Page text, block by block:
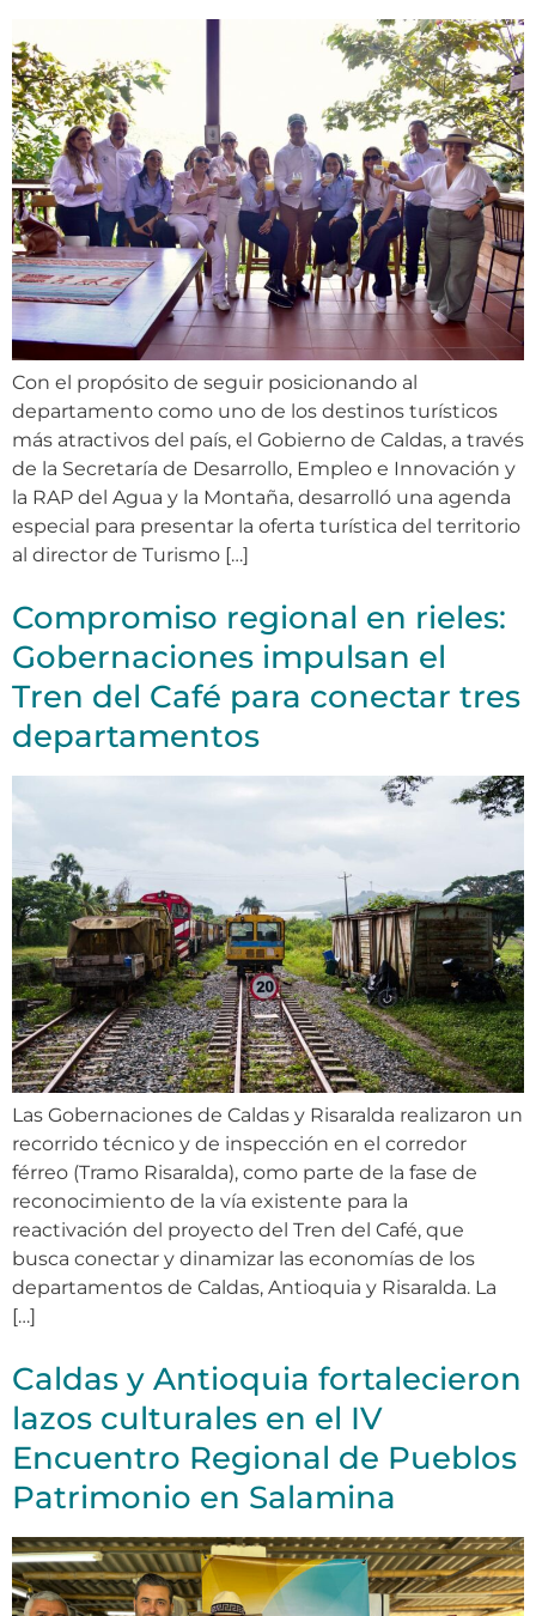
Con el propósito de seguir posicionando al
departamento como uno de los destinos turísticos
más atractivos del país, el Gobierno de Caldas, a través
de la Secretaría de Desarrollo, Empleo e Innovación y
la RAP del Agua y la Montaña, desarrolló una agenda
especial para presentar la oferta turística del territorio
al director de Turismo […]
Compromiso regional en rieles:
Gobernaciones impulsan el
Tren del Café para conectar tres
departamentos
Las Gobernaciones de Caldas y Risaralda realizaron un
recorrido técnico y de inspección en el corredor
férreo (Tramo Risaralda), como parte de la fase de
reconocimiento de la vía existente para la
reactivación del proyecto del Tren del Café, que
busca conectar y dinamizar las economías de los
departamentos de Caldas, Antioquia y Risaralda. La
[…]
Caldas y Antioquia fortalecieron
lazos culturales en el IV
Encuentro Regional de Pueblos
Patrimonio en Salamina